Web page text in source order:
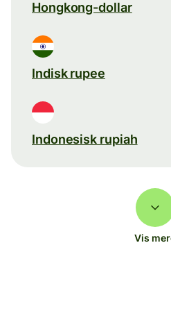
Hongkong-dollar
Indisk rupee
Indonesisk rupiah
Vis